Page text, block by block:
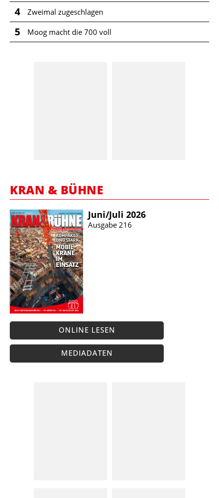
4 Zweimal zugeschlagen
5 Moog macht die 700 voll
KRAN & BÜHNE
Juni/​Juli 2026
Ausgabe 216
ONLINE LESEN
MEDIADATEN